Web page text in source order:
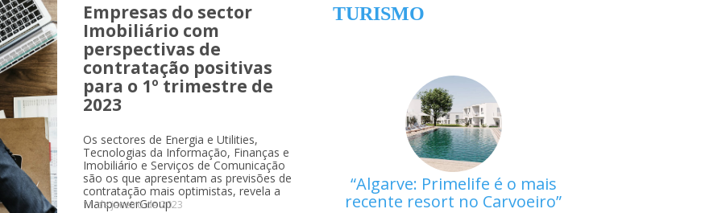
Empresas do sector
Imobiliário com
perspectivas de
contratação positivas
para o 1º trimestre de
2023
Os sectores de Energia e Utilities,
Tecnologias da Informação, Finanças e
Imobiliário e Serviços de Comunicação
são os que apresentam as previsões de
contratação mais optimistas, revela a
ManpowerGroup.
11 de janeiro de 2023
TURISMO
Algarve: Primelife é o mais
recente resort no Carvoeiro